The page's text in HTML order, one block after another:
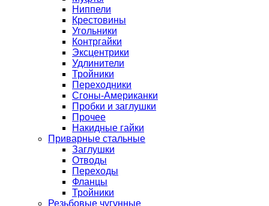
Ниппели
Крестовины
Угольники
Контргайки
Эксцентрики
Удлинители
Тройники
Переходники
Сгоны-Американки
Пробки и заглушки
Прочее
Накидные гайки
Приварные стальные
Заглушки
Отводы
Переходы
Фланцы
Тройники
Резьбовые чугунные